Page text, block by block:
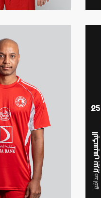
25
اليكسيس بيريز
مدافع